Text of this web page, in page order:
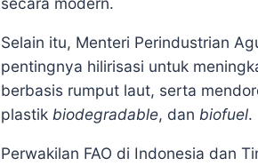
Selain itu, Menteri Perindustrian
pentingnya hilirisasi untuk
berbasis rumput laut, serta
plastik biodegradable, dan biofuel.
Perwakilan FAO di Indonesia dan